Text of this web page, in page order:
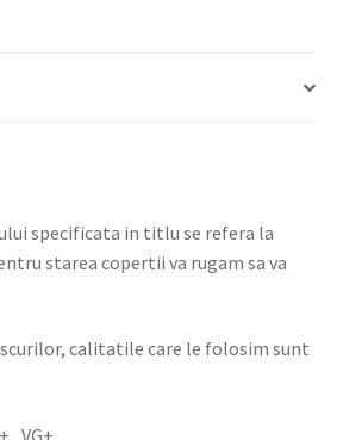
specificata in titlu se refera la
starea copertii va rugam sa va
calitatile care le folosim sunt
, VG+